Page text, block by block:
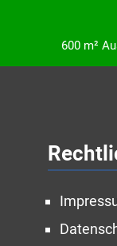
600 m²